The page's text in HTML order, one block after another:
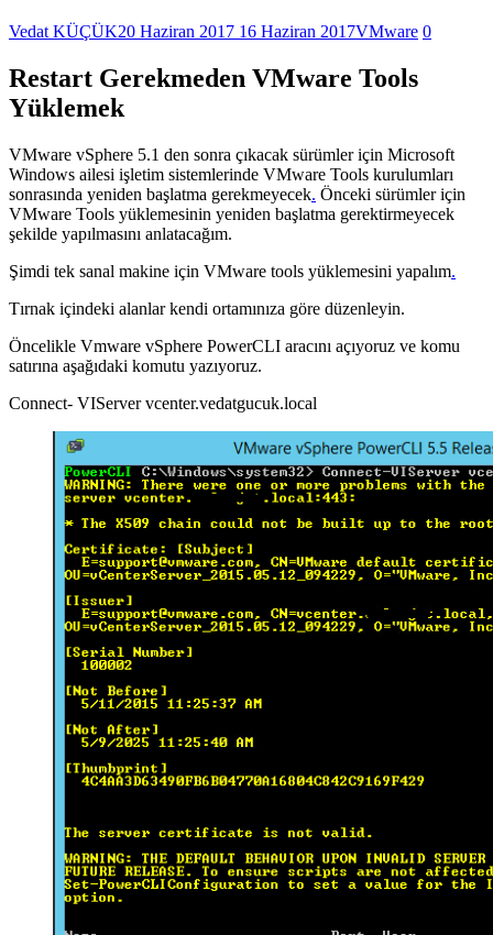
Vedat KÜÇÜK20 Haziran 2017 16 Haziran 2017VMware 0
Restart Gerekmeden VMware Tools
Yüklemek
VMware vSphere 5.1 den sonra çıkacak sürümler için Microsoft
Windows ailesi işletim sistemlerinde VMware Tools kurulumları
sonrasında yeniden başlatma gerekmeyecek. Önceki sürümler için
VMware Tools yüklemesinin yeniden başlatma gerektirmeyecek
şekilde yapılmasını anlatacağım.
Şimdi tek sanal makine için VMware tools yüklemesini yapalım.
Tırnak içindeki alanlar kendi ortamınıza göre düzenleyin.
Öncelikle Vmware vSphere PowerCLI aracını açıyoruz ve komu
satırına aşağıdaki komutu yazıyoruz.
Connect- VIServer vcenter.vedatgucuk.local